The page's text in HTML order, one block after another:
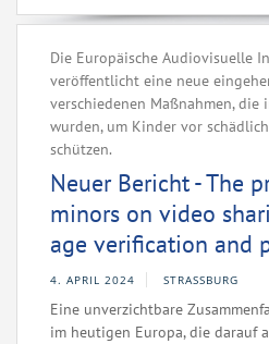
Die Europäische Audiovisuelle
veröffentlicht eine neue
verschiedenen Maßnahmen, die
wurden, um Kinder vor
schützen.
Neuer Bericht - The
minors on video
age verification and
4. APRIL 2024 STRASSBURG
Eine unverzichtbare
im heutigen Europa, die darauf